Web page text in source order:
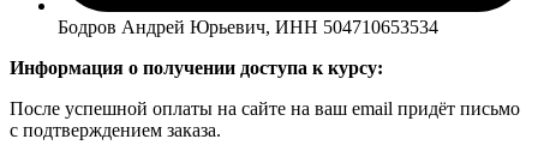
Бодров Андрей Юрьевич, ИНН 504710653534
Информация о получении доступа к курсу:
После успешной оплаты на сайте на ваш email придёт письмо
с подтверждением заказа.